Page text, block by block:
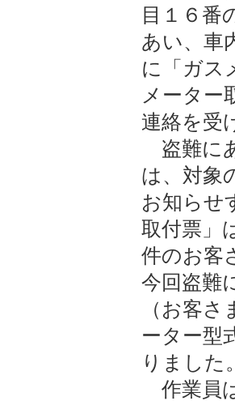
目１６番
あい、車
に「ガス
メーター
連絡を受
盗難に
は、対象
お知らせ
取付票」
件のお客
今回盗難
（お客
ーター型
りました。
作業員